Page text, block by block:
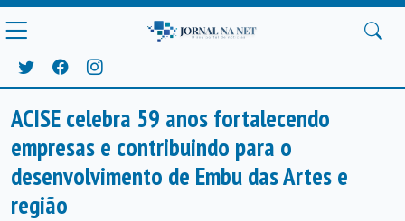
ACISE celebra 59 anos fortalecendo
empresas e contribuindo para o
desenvolvimento de Embu das Artes e
região